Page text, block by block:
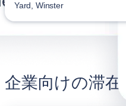
Yard, Winster
企業向けの滞在